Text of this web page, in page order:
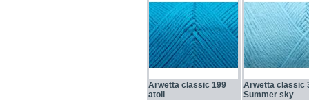
Arwetta classic 199
atoll
Arwetta classic
Summer sky